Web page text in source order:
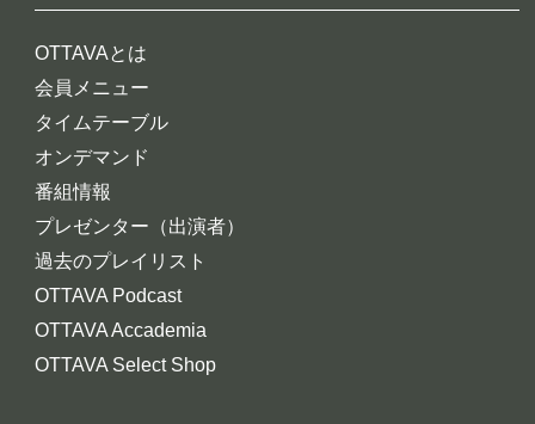
OTTAVAとは
会員メニュー
タイムテーブル
オンデマンド
番組情報
プレゼンター（出演者）
過去のプレイリスト
OTTAVA Podcast
OTTAVA Accademia
OTTAVA Select Shop